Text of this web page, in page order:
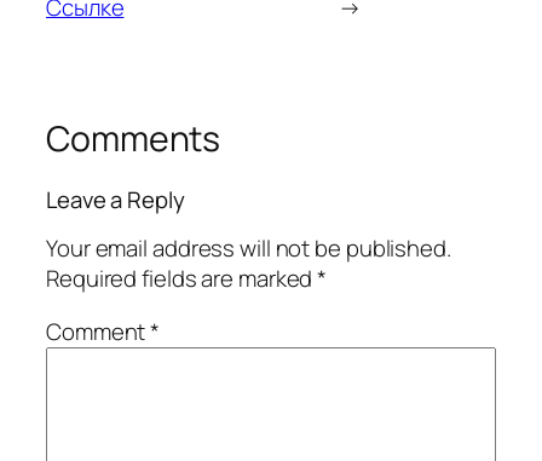
Ссылке
→
Comments
Leave a Reply
Your email address will not be published.
Required fields are marked*
Comment*